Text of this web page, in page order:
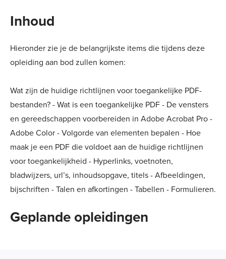
Inhoud
Hieronder zie je de belangrijkste items die tijdens deze
opleiding aan bod zullen komen:
Wat zijn de huidige richtlijnen voor toegankelijke PDF-
bestanden? - Wat is een toegankelijke PDF - De vensters
en gereedschappen voorbereiden in Adobe Acrobat Pro -
Adobe Color - Volgorde van elementen bepalen - Hoe
maak je een PDF die voldoet aan de huidige richtlijnen
voor toegankelijkheid - Hyperlinks, voetnoten,
bladwijzers, url’s, inhoudsopgave, titels - Afbeeldingen,
bijschriften - Talen en afkortingen - Tabellen - Formulieren.
Geplande opleidingen